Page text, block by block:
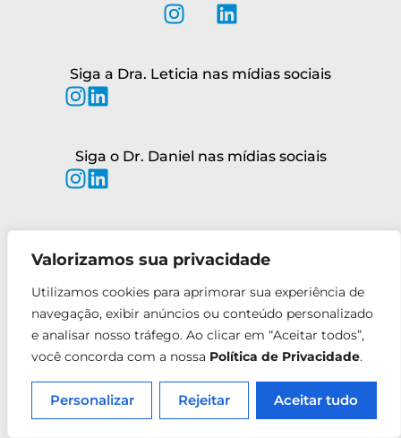
Valorizamos sua privacidade
Utilizamos cookies para aprimorar sua experiência de
navegação, exibir anúncios ou conteúdo personalizado
e analisar nosso tráfego. Ao clicar em “Aceitar todos”,
você concorda com a nossa Política de Privacidade.
Personalizar Rejeitar Aceitar tudo
Siga a Dra. Leticia nas mídias sociais
Siga o Dr. Daniel nas mídias sociais